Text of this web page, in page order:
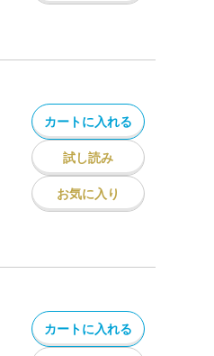
カートに入れる
試し読み
お気に入り
カートに入れる